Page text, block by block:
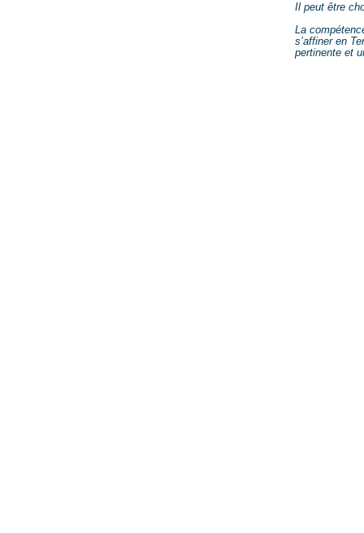
Il peut être
La
s’affiner en
pertinente et